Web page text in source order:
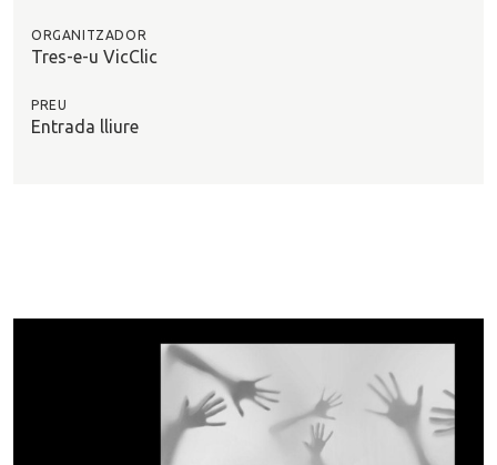
ORGANITZADOR
Tres-e-u VicClic
PREU
Entrada lliure